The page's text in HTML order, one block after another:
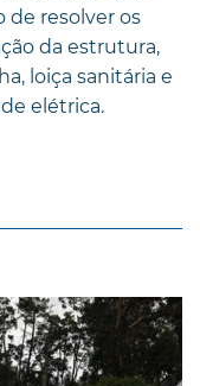
de resolver os
da estrutura,
loiça sanitária e
elétrica.